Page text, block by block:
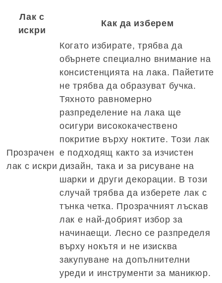
Лак с
искри
Как да изберем
Прозрачен
лак с искри
Когато избирате, трябва да
обърнете специално внимание на
консистенцията на лака. Пайетите
не трябва да образуват бучка.
Тяхното равномерно
разпределение на лака ще
осигури висококачествено
покритие върху ноктите. Този лак
е подходящ както за изчистен
дизайн, така и за рисуване на
шарки и други декорации. В този
случай трябва да изберете лак с
тънка четка. Прозрачният лъскав
лак е най-добрият избор за
начинаещи. Лесно се разпределя
върху нокътя и не изисква
закупуване на допълнителни
уреди и инструменти за маникюр.